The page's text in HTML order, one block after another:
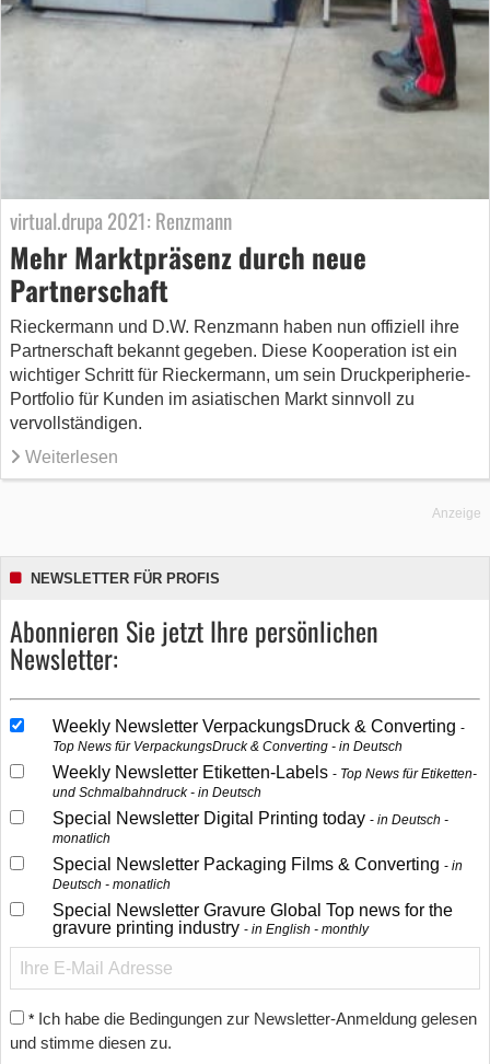
virtual.drupa 2021: Renzmann
Mehr Marktpräsenz durch neue
Partnerschaft
Rieckermann und D.W. Renzmann haben nun offiziell ihre
Partnerschaft bekannt gegeben. Diese Kooperation ist ein
wichtiger Schritt für Rieckermann, um sein Druckperipherie-
Portfolio für Kunden im asiatischen Markt sinnvoll zu
vervollständigen.
Weiterlesen
Anzeige
NEWSLETTER FÜR PROFIS
Abonnieren Sie jetzt Ihre persönlichen
Newsletter:
Weekly Newsletter VerpackungsDruck & Converting
Top News für VerpackungsDruck & Converting - in Deutsch
Weekly Newsletter Etiketten-Labels
Top News für Etiketten-
und Schmalbahndruck - in Deutsch
Special Newsletter Digital Printing today
in Deutsch -
monatlich
Special Newsletter Packaging Films & Converting
in
Deutsch - monatlich
Special Newsletter Gravure Global Top news for the
gravure printing industry
in English - monthly
* Ich habe die Bedingungen zur Newsletter-Anmeldung gelesen
und stimme diesen zu.